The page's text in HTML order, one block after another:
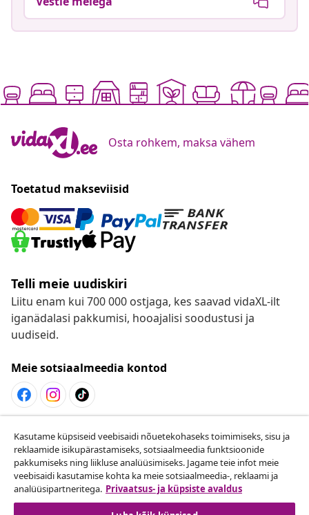
Osta rohkem, maksa vähem
Toetatud makseviisid
Telli meie uudiskiri
Liitu enam kui 700 000 ostjaga, kes saavad vidaXL-ilt
iganädalasi pakkumisi, hooajalisi soodustusi ja
uudiseid.
Meie sotsiaalmeedia kontod
Lepingust taganemine
Esita oma tellimuse kohta tagastamissoov.
Lepingust taganemine
Kasutame küpsiseid veebisaidi nõuetekohaseks toimimiseks, sisu ja
reklaamide isikupärastamiseks, sotsiaalmeedia funktsioonide
pakkumiseks ning liikluse analüüsimiseks. Jagame teie infot meie
veebisaidi kasutamise kohta ka meie sotsiaalmeedia-, reklaami ja
analüüsipartneritega. Privaatsus- ja küpsiste avaldus